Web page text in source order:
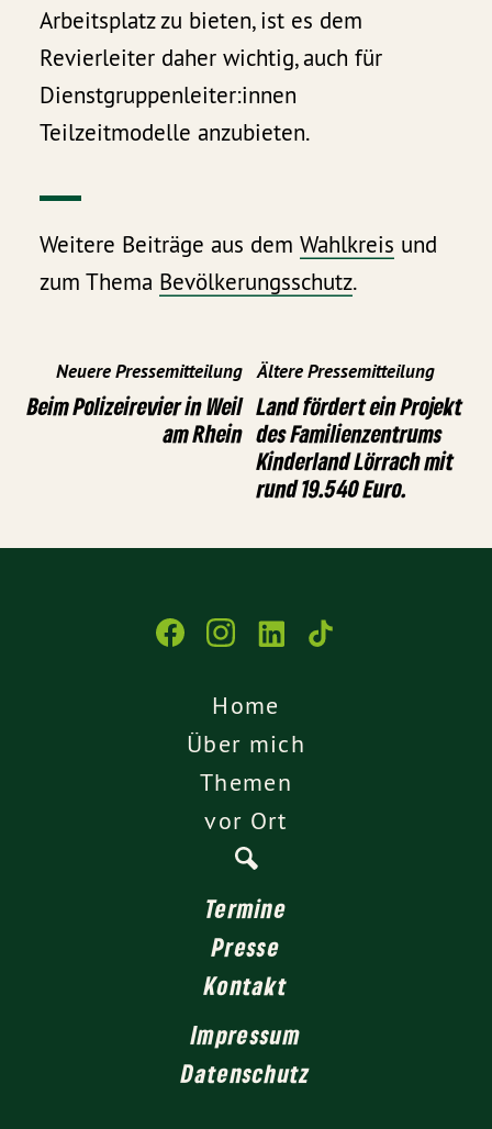
Arbeitsplatz zu bieten, ist es dem
Revierleiter daher wichtig, auch für
Dienstgruppenleiter:innen
Teilzeitmodelle anzubieten.
Weitere Beiträge aus demWahlkreis und
zum Thema Bevölkerungsschutz.
Neuere Pressemitteilung
Beim Polizeirevier in Weil
am Rhein
Ältere Pressemitteilung
Land fördert ein Projekt
des Familienzentrums
Kinderland Lörrach mit
rund 19.540 Euro.
Home
Über mich
Themen
vor Ort
Termine
Presse
Kontakt
Impressum
Datenschutz